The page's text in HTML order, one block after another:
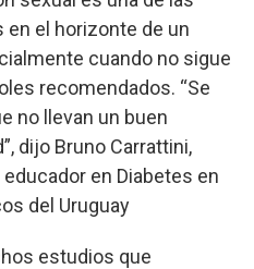
el horizonte de un
cuando no sigue
recomendados. “Se
no llevan un buen
dijo Bruno Carrattini,
en Diabetes en
del Uruguay
estudios que